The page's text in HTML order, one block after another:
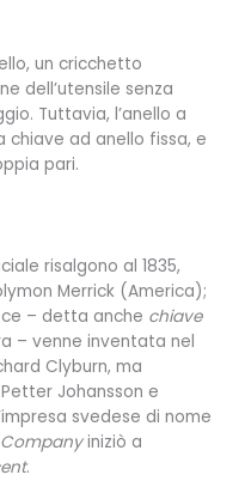
un cricchetto
dell’utensile senza
Tuttavia, l’anello a
ad anello fissa, e
pari.
risalgono al 1835,
Merrick (America);
– detta anche chiave
– venne inventata nel
Clyburn, ma
Johansson e
svedese di nome
iniziò a
.